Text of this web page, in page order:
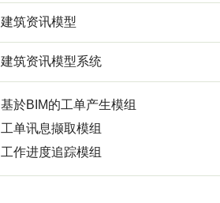
建筑资讯模型
建筑资讯模型系统
基於BIM的工单产生模组
工单讯息撷取模组
工作进度追踪模组